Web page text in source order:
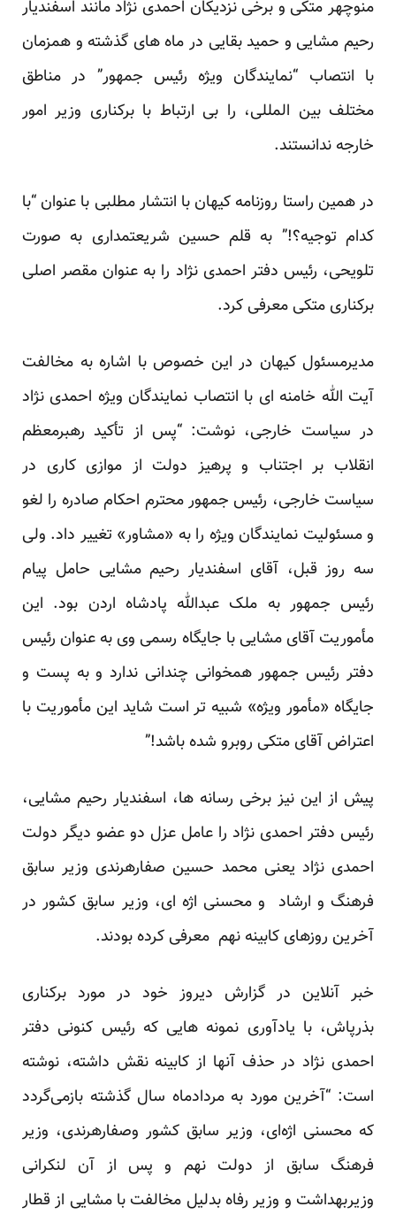
منوچهر متکی و برخی نزدیکان احمدی نژاد مانند اسفندیار
رحیم مشایی و حمید بقایی در ماه های گذشته و همزمان
با انتصاب “نمایندگان ویژه رئیس جمهور” در مناطق
مختلف بین المللی، را بی ارتباط با برکناری وزیر امور
خارجه ندانستند.
در همین راستا روزنامه کیهان با انتشار مطلبی با عنوان “با
کدام توجیه؟!” به قلم حسین شریعتمداری به صورت
تلویحی، رئیس دفتر احمدی نژاد را به عنوان مقصر اصلی
برکناری متکی معرفی کرد.
مدیرمسئول کیهان در این خصوص با اشاره به مخالفت
آیت الله خامنه ای با انتصاب نمایندگان ویژه احمدی نژاد
در سیاست خارجی، نوشت: “پس از تأکید رهبرمعظم
انقلاب بر اجتناب و پرهیز دولت از موازی کاری در
سیاست خارجی، رئیس جمهور محترم احکام صادره را لغو
و مسئولیت نمایندگان ویژه را به «مشاور» تغییر داد. ولی
سه روز قبل، آقای اسفندیار رحیم مشایی حامل پیام
رئیس جمهور به ملک عبدالله پادشاه اردن بود. این
مأموریت آقای مشایی با جایگاه رسمی وی به عنوان رئیس
دفتر رئیس جمهور همخوانی چندانی ندارد و به پست و
جایگاه «مأمور ویژه» شبیه تر است شاید این مأموریت با
اعتراض آقای متکی روبرو شده باشد!”
پیش از این نیز برخی رسانه ها، اسفندیار رحیم مشایی،
رئیس دفتر احمدی نژاد را عامل عزل دو عضو دیگر دولت
احمدی نژاد یعنی محمد حسین صفارهرندی وزیر سابق
فرهنگ و ارشاد و محسنی اژه ای، وزیر سابق کشور در
آخرین روزهای کابینه نهم معرفی کرده بودند.
خبر آنلاین در گزارش دیروز خود در مورد برکناری
بذرپاش، با یادآوری نمونه هایی که رئیس کنونی دفتر
احمدی نژاد در حذف آنها از کابینه نقش داشته، نوشته
است: “آخرین مورد به مردادماه سال گذشته بازمی‌گردد
که محسنی اژه‌ای، وزیر سابق کشور وصفارهرندی، وزیر
فرهنگ سابق از دولت نهم و پس از آن لنکرانی
وزیربهداشت و وزیر رفاه بدلیل مخالفت با مشایی از قطار